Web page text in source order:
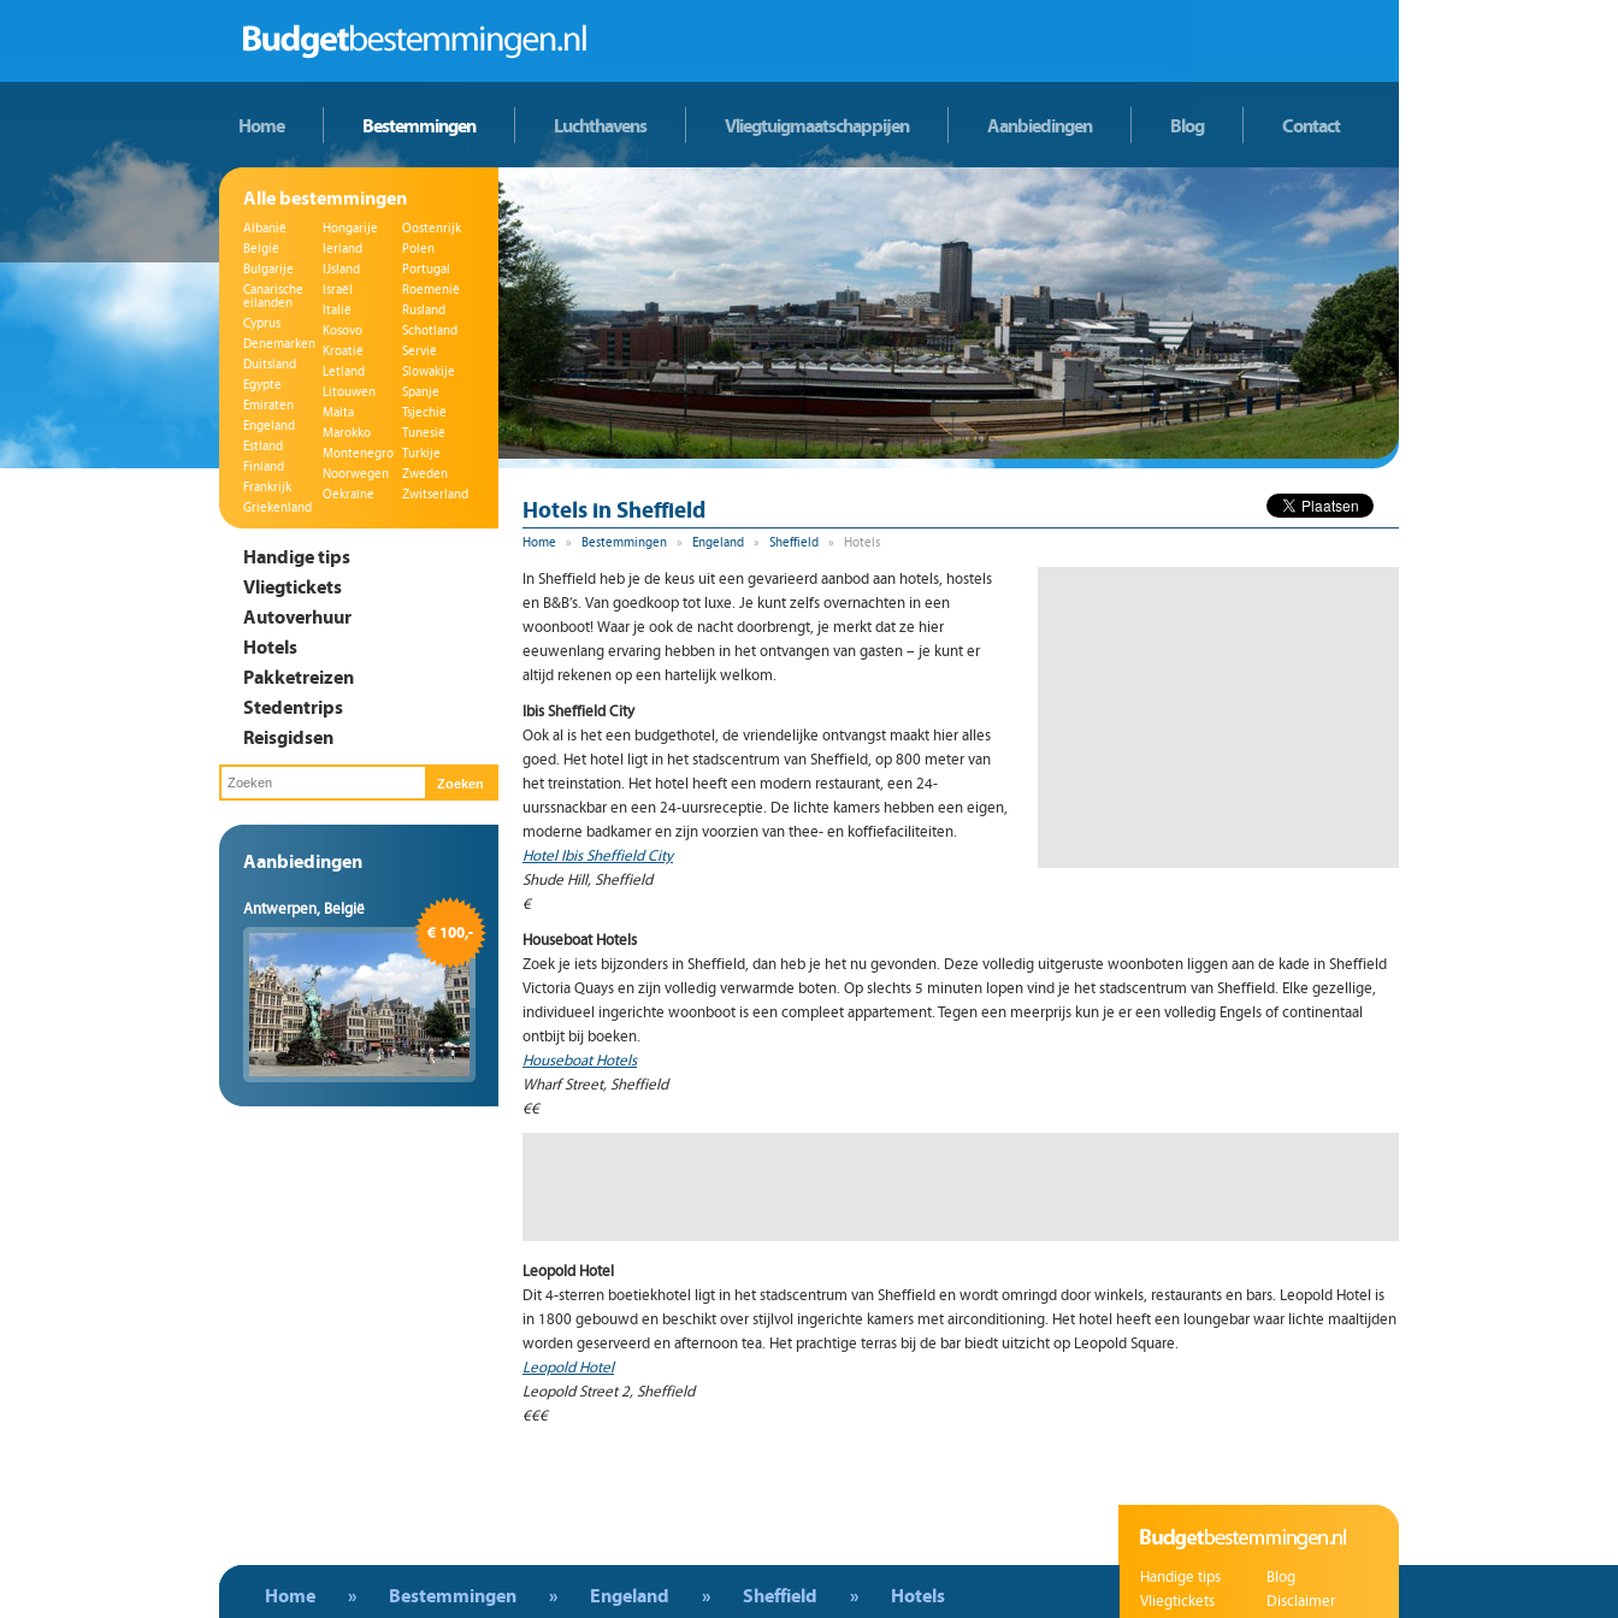
Home Bestemmingen Luchthavens Vliegtuigmaatschappijen Aanbiedingen Blog Contact
Alle bestemmingen
Albanië
België
Bulgarije
Canarische
eilanden
Cyprus
Denemarken
Duitsland
Egypte
Emiraten
Engeland
Estland
Finland
Frankrijk
Griekenland
Hongarije
Ierland
IJsland
Israël
Italië
Kosovo
Kroatië
Letland
Litouwen
Malta
Marokko
Montenegro
Noorwegen
Oekraïne
Oostenrijk
Polen
Portugal
Roemenië
Rusland
Schotland
Servië
Slowakije
Spanje
Tsjechië
Tunesië
Turkije
Zweden
Zwitserland
Handige tips
Vliegtickets
Autoverhuur
Hotels
Pakketreizen
Stedentrips
Reisgidsen
Aanbiedingen
Antwerpen, België
€ 100,-
Hotels in Sheffield
Home » Bestemmingen » Engeland » Sheffield » Hotels
In Sheffield heb je de keus uit een gevarieerd aanbod aan hotels, hostels
en B&B’s. Van goedkoop tot luxe. Je kunt zelfs overnachten in een
woonboot! Waar je ook de nacht doorbrengt, je merkt dat ze hier
eeuwenlang ervaring hebben in het ontvangen van gasten – je kunt er
altijd rekenen op een hartelijk welkom.
Ibis Sheffield City
Ook al is het een budgethotel, de vriendelijke ontvangst maakt hier alles
goed. Het hotel ligt in het stadscentrum van Sheffield, op 800 meter van
het treinstation. Het hotel heeft een modern restaurant, een 24-
uurssnackbar en een 24-uursreceptie. De lichte kamers hebben een eigen,
moderne badkamer en zijn voorzien van thee- en koffiefaciliteiten.
Hotel Ibis Sheffield City
Shude Hill, Sheffield
€
Houseboat Hotels
Zoek je iets bijzonders in Sheffield, dan heb je het nu gevonden. Deze volledig uitgeruste woonboten liggen aan de kade in Sheffield
Victoria Quays en zijn volledig verwarmde boten. Op slechts 5 minuten lopen vind je het stadscentrum van Sheffield. Elke gezellige,
individueel ingerichte woonboot is een compleet appartement. Tegen een meerprijs kun je er een volledig Engels of continentaal
ontbijt bij boeken.
Houseboat Hotels
Wharf Street, Sheffield
€€
Leopold Hotel
Dit 4-sterren boetiekhotel ligt in het stadscentrum van Sheffield en wordt omringd door winkels, restaurants en bars. Leopold Hotel is
in 1800 gebouwd en beschikt over stijlvol ingerichte kamers met airconditioning. Het hotel heeft een loungebar waar lichte maaltijden
worden geserveerd en afternoon tea. Het prachtige terras bij de bar biedt uitzicht op Leopold Square.
Leopold Hotel
Leopold Street 2, Sheffield
€€€
Home » Bestemmingen » Engeland » Sheffield » Hotels
Handige tips
Vliegtickets
Blog
Disclaimer